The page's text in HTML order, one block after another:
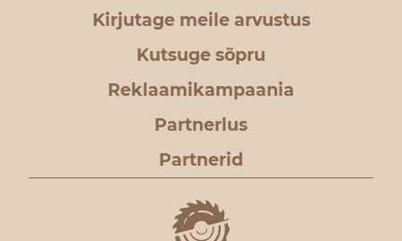
Kirjutage meile arvustus
Kutsuge sõpru
Reklaamikampaania
Partnerlus
Partnerid